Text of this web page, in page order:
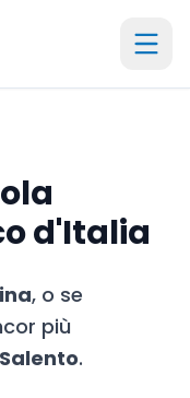
d'Italia
, o se
più
Salento.